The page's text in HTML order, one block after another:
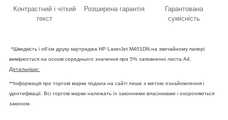
Контрастний і чіткий
текст
Розширена гарантія
Гарантована
сумісність
*Швидкість і об'єм друку картриджа HP LaserJet M401DN на звичайному папері
вимірюється на основі середнього значення при 5% заповненні листа А4.
Детальніше:
**Інформація про торгові марки подана на сайті лише з метою ознайомлення і
ідентифікації. Всі торгові марки належать їх законними власниками і охороняються
законом.